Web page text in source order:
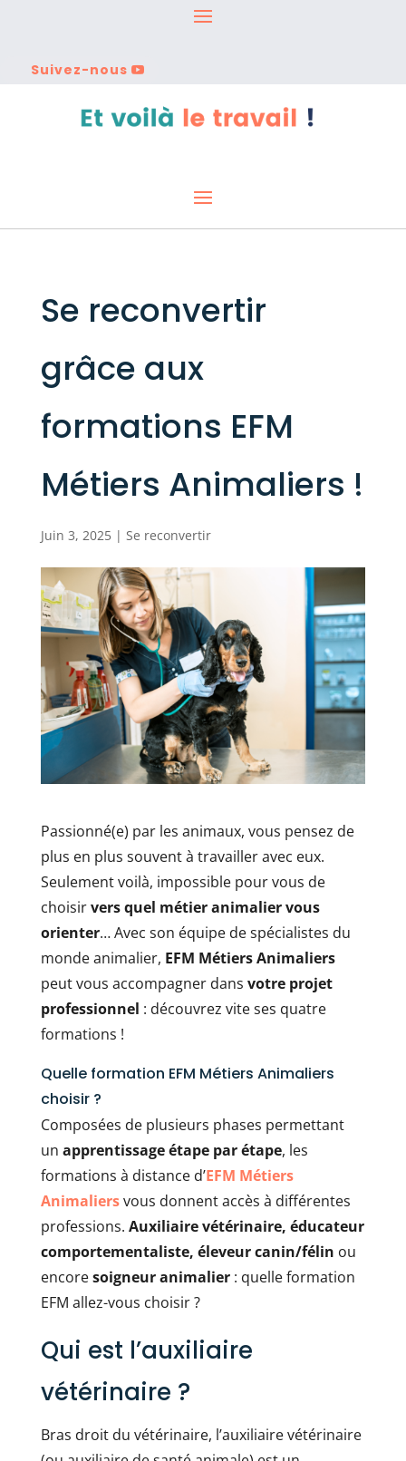
Suivez-nous
Se reconvertir
grâce aux
formations EFM
Métiers Animaliers !
Juin 3, 2025| Se reconvertir
Passionné(e) par les animaux, vous pensez de
plus en plus souvent à travailler avec eux.
Seulement voilà, impossible pour vous de
choisirvers quel métier animalier vous
orienter… Avec son équipe de spécialistes du
monde animalier, EFM Métiers Animaliers
peut vous accompagner dans votre projet
professionnel : découvrez vite ses quatre
formations !
Quelle formation EFM Métiers Animaliers
choisir ?
Composées de plusieurs phases permettant
un apprentissage étape par étape, les
formations à distance d’EFM Métiers
Animaliersvous donnent accès à différentes
professions. Auxiliaire vétérinaire, éducateur
comportementaliste, éleveur canin/félin ou
encoresoigneur animalier: quelle formation
EFM allez-vous choisir ?
Qui est l’auxiliaire
vétérinaire ?
Bras droit du vétérinaire, l’auxiliaire vétérinaire